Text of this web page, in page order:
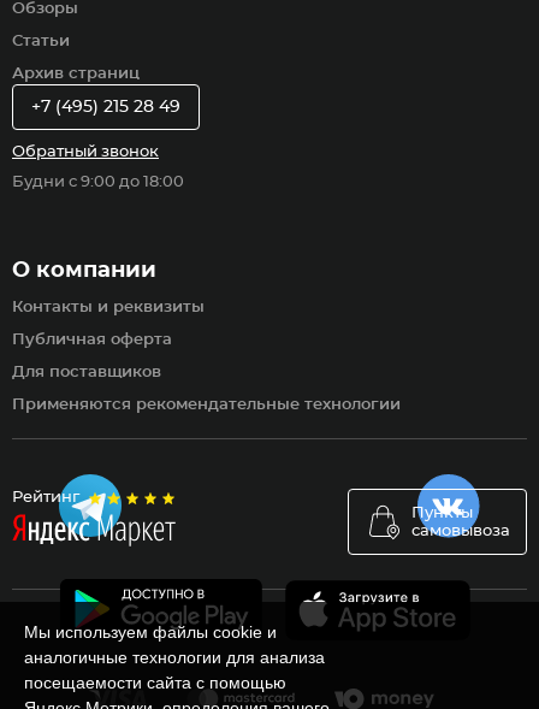
Рейтинг
Пункты
самовывоза
Обзоры
Статьи
Архив страниц
О компании
Контакты и реквизиты
Публичная оферта
Для поставщиков
Применяются рекомендательные технологии
+7 (495) 215 28 49
Обратный звонок
Будни с 9:00 до 18:00
Мы используем файлы cookie и
аналогичные технологии для анализа
посещаемости сайта с помощью